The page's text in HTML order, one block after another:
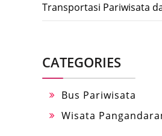
Transportasi Pariwisata
CATEGORIES
Bus Pariwisata
Wisata